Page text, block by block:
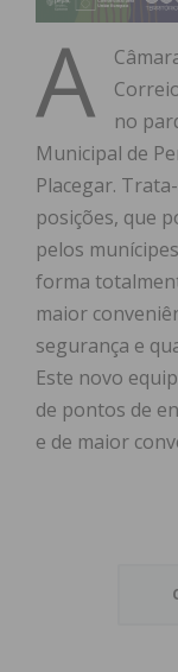
A
no
Municipal de
Placegar.
posições, que
pelos
forma
maior
segurança e
Este novo
de pontos de
e de maior
simples e